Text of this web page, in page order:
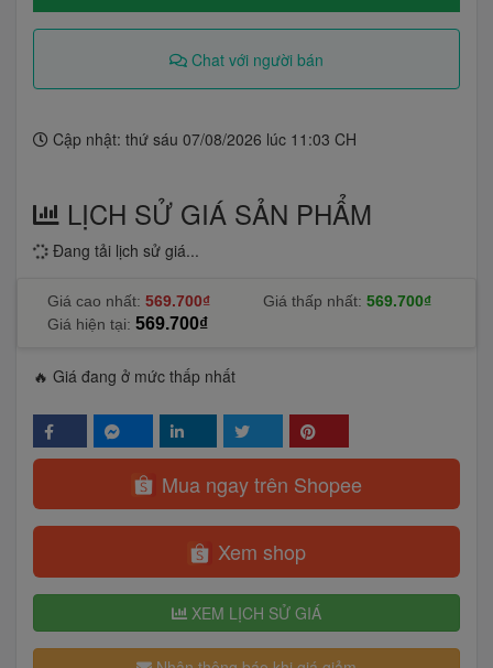
Chat với người bán
Cập nhật: thứ sáu 07/08/2026 lúc 11:03 CH
LỊCH SỬ GIÁ SẢN PHẨM
Đang tải lịch sử giá...
Giá cao nhất: 569.700₫ Giá thấp nhất: 569.700₫
Giá hiện tại: 569.700₫
🔥 Giá đang ở mức thấp nhất
Mua ngay trên Shopee
Xem shop
XEM LỊCH SỬ GIÁ